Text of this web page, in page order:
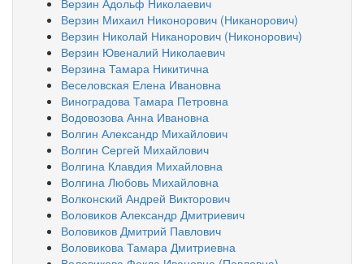
Верзин Адольф Николаевич
Верзин Михаил Никонорович (Никанорович)
Верзин Николай Никанорович (Никонорович)
Верзин Ювеналий Николаевич
Верзина Тамара Никитична
Веселовская Елена Ивановна
Виноградова Тамара Петровна
Водовозова Анна Ивановна
Волгин Александр Михайлович
Волгин Сергей Михайлович
Волгина Клавдия Михайловна
Волгина Любовь Михайловна
Волконский Андрей Викторович
Воловиков Александр Дмитриевич
Воловиков Дмитрий Павлович
Воловикова Тамара Дмитриевна